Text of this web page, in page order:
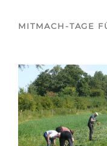
MITMACH-TAGE